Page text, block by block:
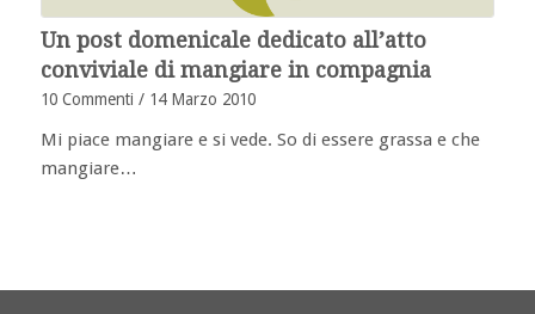
Un post domenicale dedicato all’atto
conviviale di mangiare in compagnia
10 Commenti / 14 Marzo 2010
Mi piace mangiare e si vede. So di essere grassa e che
mangiare…